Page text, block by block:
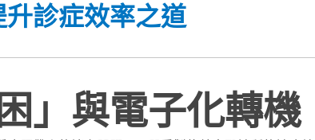
診症效率之道
」與電子化轉機